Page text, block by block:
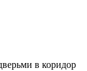
в коридор